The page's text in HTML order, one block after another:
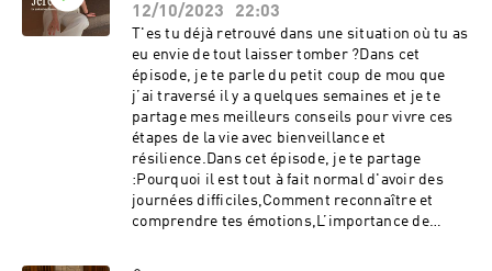
confidentialite pour plus
d'informations.Hébergé par Ausha. Visitez
ausha.co/fr/politique-de-confidentialite pour
plus d'informations.Hébergé par Ausha. Visitez
ausha.co/politique-de-confidentialite pour plus
d'informations.
programme
ici.....................................................Le coffret
Essentielles où vous retrouvez mon ebook:⚠
Offre exclusive valable uniquement jusqu'au
07/07/24 !.....................................................🎧
Pour aller plus loin, je t’invite à télécharger une
séance d'hypnose guidée gratuite en cliquant
ici .Chaque mois, je tire au sort un.e gagnant.e
parmi les personnes qui ont pris le temps de
laisser un avis sur le podcast et lui offre mon
pack audio d'hypnose ! Alors, si cet épisode t’a
12/10/2023
22:03
T'es tu déjà retrouvé dans une situation où tu as
eu envie de tout laisser tomber ?Dans cet
épisode, je te parle du petit coup de mou que
j’ai traversé il y a quelques semaines et je te
partage mes meilleurs conseils pour vivre ces
étapes de la vie avec bienveillance et
résilience.Dans cet épisode, je te partage
:Pourquoi il est tout à fait normal d'avoir des
journées difficiles,Comment reconnaître et
comprendre tes émotions,L’importance de